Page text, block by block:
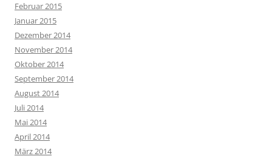
Februar 2015
Januar 2015
Dezember 2014
November 2014
Oktober 2014
September 2014
August 2014
Juli 2014
Mai 2014
April 2014
März 2014